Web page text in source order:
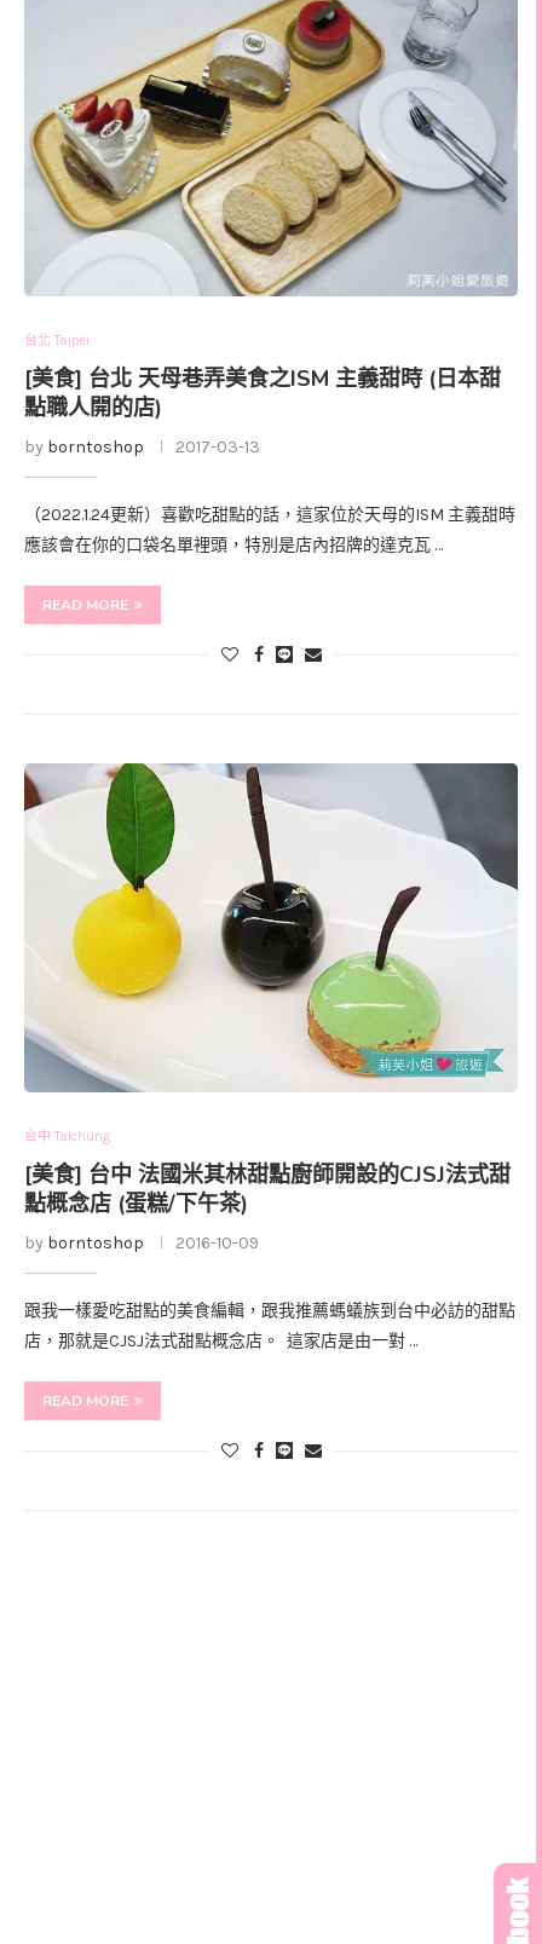
台北 Taipei
[美食] 台北 天母巷弄美食之ISM 主義甜時 (日本甜
點職人開的店)
by borntoshop 2017-03-13
（2022.1.24更新）喜歡吃甜點的話，這家位於天母的ISM 主義甜時
應該會在你的口袋名單裡頭，特別是店內招牌的達克瓦 …
READ MORE
台中 Taichung
[美食] 台中 法國米其林甜點廚師開設的CJSJ法式甜
點概念店 (蛋糕/下午茶)
by borntoshop 2016-10-09
跟我一樣愛吃甜點的美食編輯，跟我推薦螞蟻族到台中必訪的甜點
店，那就是CJSJ法式甜點概念店。 這家店是由一對 …
READ MORE